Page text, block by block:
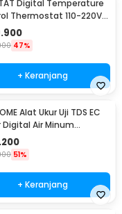
Digital Temperature
Thermostat 110-220V
- W3230
47%
+ Keranjang
Alat Ukur Uji TDS EC
Digital Air Minum
- E-1
51%
+ Keranjang